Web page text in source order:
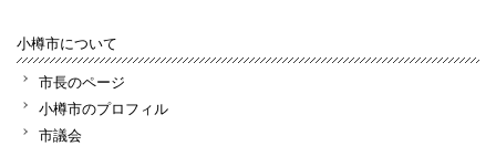
小樽市について
市長のページ
小樽市のプロフィル
市議会